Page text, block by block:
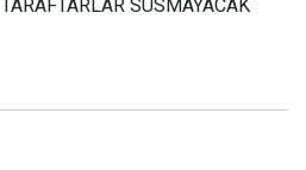
TARAFTARLAR SUSMAYACAK